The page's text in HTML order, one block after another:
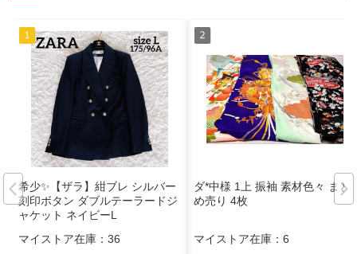
希少✨【ザラ】紺ブレ シルバー
刻印ボタン ダブルテーラードジ
ャケット ネイビーL
マイストア在庫： 36
ダ*中様 1上 振袖 素材色々 まと
め売り 4枚
マイストア在庫： 6